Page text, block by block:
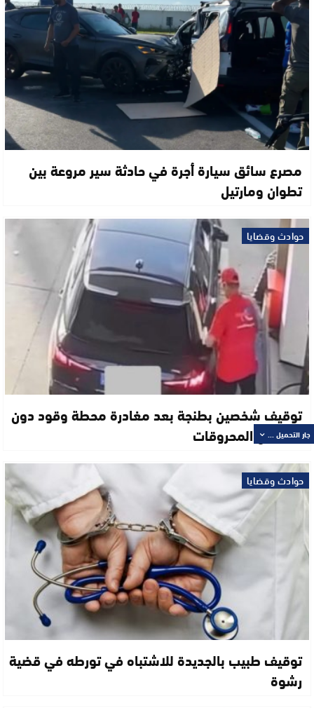
مصرع سائق سيارة أجرة في حادثة سير مروعة بين
تطوان ومارتيل
حوادث وقضايا
توقيف شخصين بطنجة بعد مغادرة محطة وقود دون
أداء ثمن المحروقات
حوادث وقضايا
توقيف طبيب بالجديدة للاشتباه في تورطه في قضية
رشوة
جار التحميل ...